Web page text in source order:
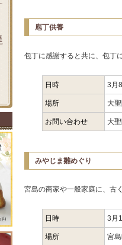
庖丁供養
包丁に感謝すると共に、包丁
日時 3月
場所 大
お問い合わせ 大
みやじま雛めぐり
宮島の商家や一般家庭に、古
日時 3月
場所 宮